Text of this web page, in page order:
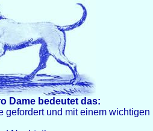
Dame bedeutet das:
gefordert und mit einem wichtigen